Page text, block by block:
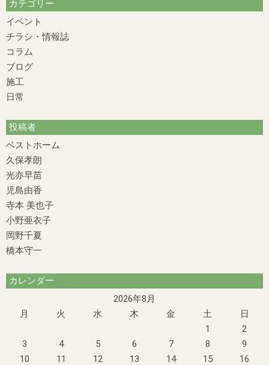
カテゴリー
イベント
チラシ・情報誌
コラム
ブログ
施工
日常
投稿者
ベストホーム
久保孝朗
光亦早苗
児島由香
寺本 美也子
小野亜衣子
岡野千夏
橋本守一
カレンダー
2026年8月
月
火 水 木 金 土
日
1
2
3
4 5 6 7 8
9
10
11 12 13 14 15
16